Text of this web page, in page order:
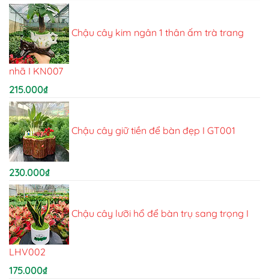
Chậu cây kim ngân 1 thân ấm trà trang
nhã I KN007
215.000₫
Chậu cây giữ tiền để bàn đẹp I GT001
230.000₫
Chậu cây lưỡi hổ để bàn trụ sang trọng I
LHV002
175.000₫